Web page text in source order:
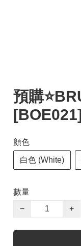
預購
顏色
白色 (White)
數量
−
+